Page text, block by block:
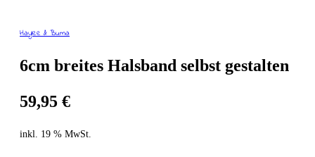
Haylee & Buma
6cm breites Halsband selbst gestalten
59,95 €
inkl. 19 % MwSt.